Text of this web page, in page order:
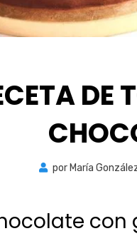
DE
por María
con